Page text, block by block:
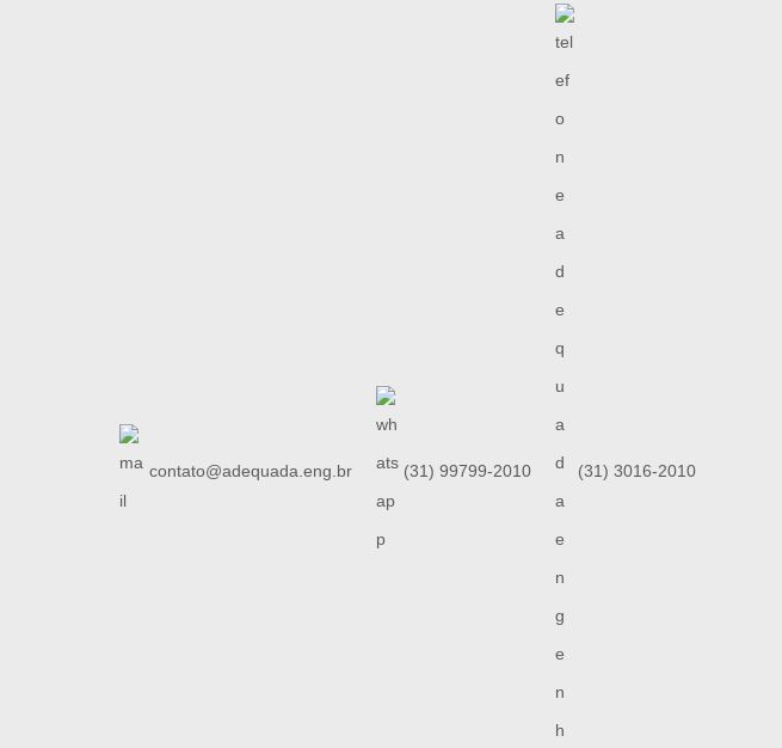
contato@adequada.eng.br (31) 99799-2010 (31) 3016-2010